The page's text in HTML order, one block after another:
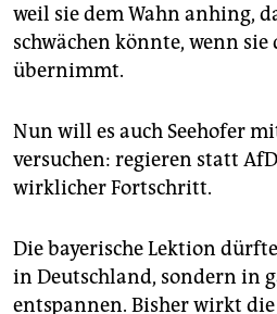
weil sie dem Wahn anhing,
schwächen könnte, wenn sie
übernimmt.
Nun will es auch Seehofer
versuchen: regieren statt
wirklicher Fortschritt.
Die bayerische Lektion
in Deutschland, sondern in
entspannen. Bisher wirkt die